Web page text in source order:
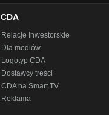
CDA
Relacje Inwestorskie
Dla mediów
Logotyp CDA
Dostawcy treści
CDA na Smart TV
Reklama